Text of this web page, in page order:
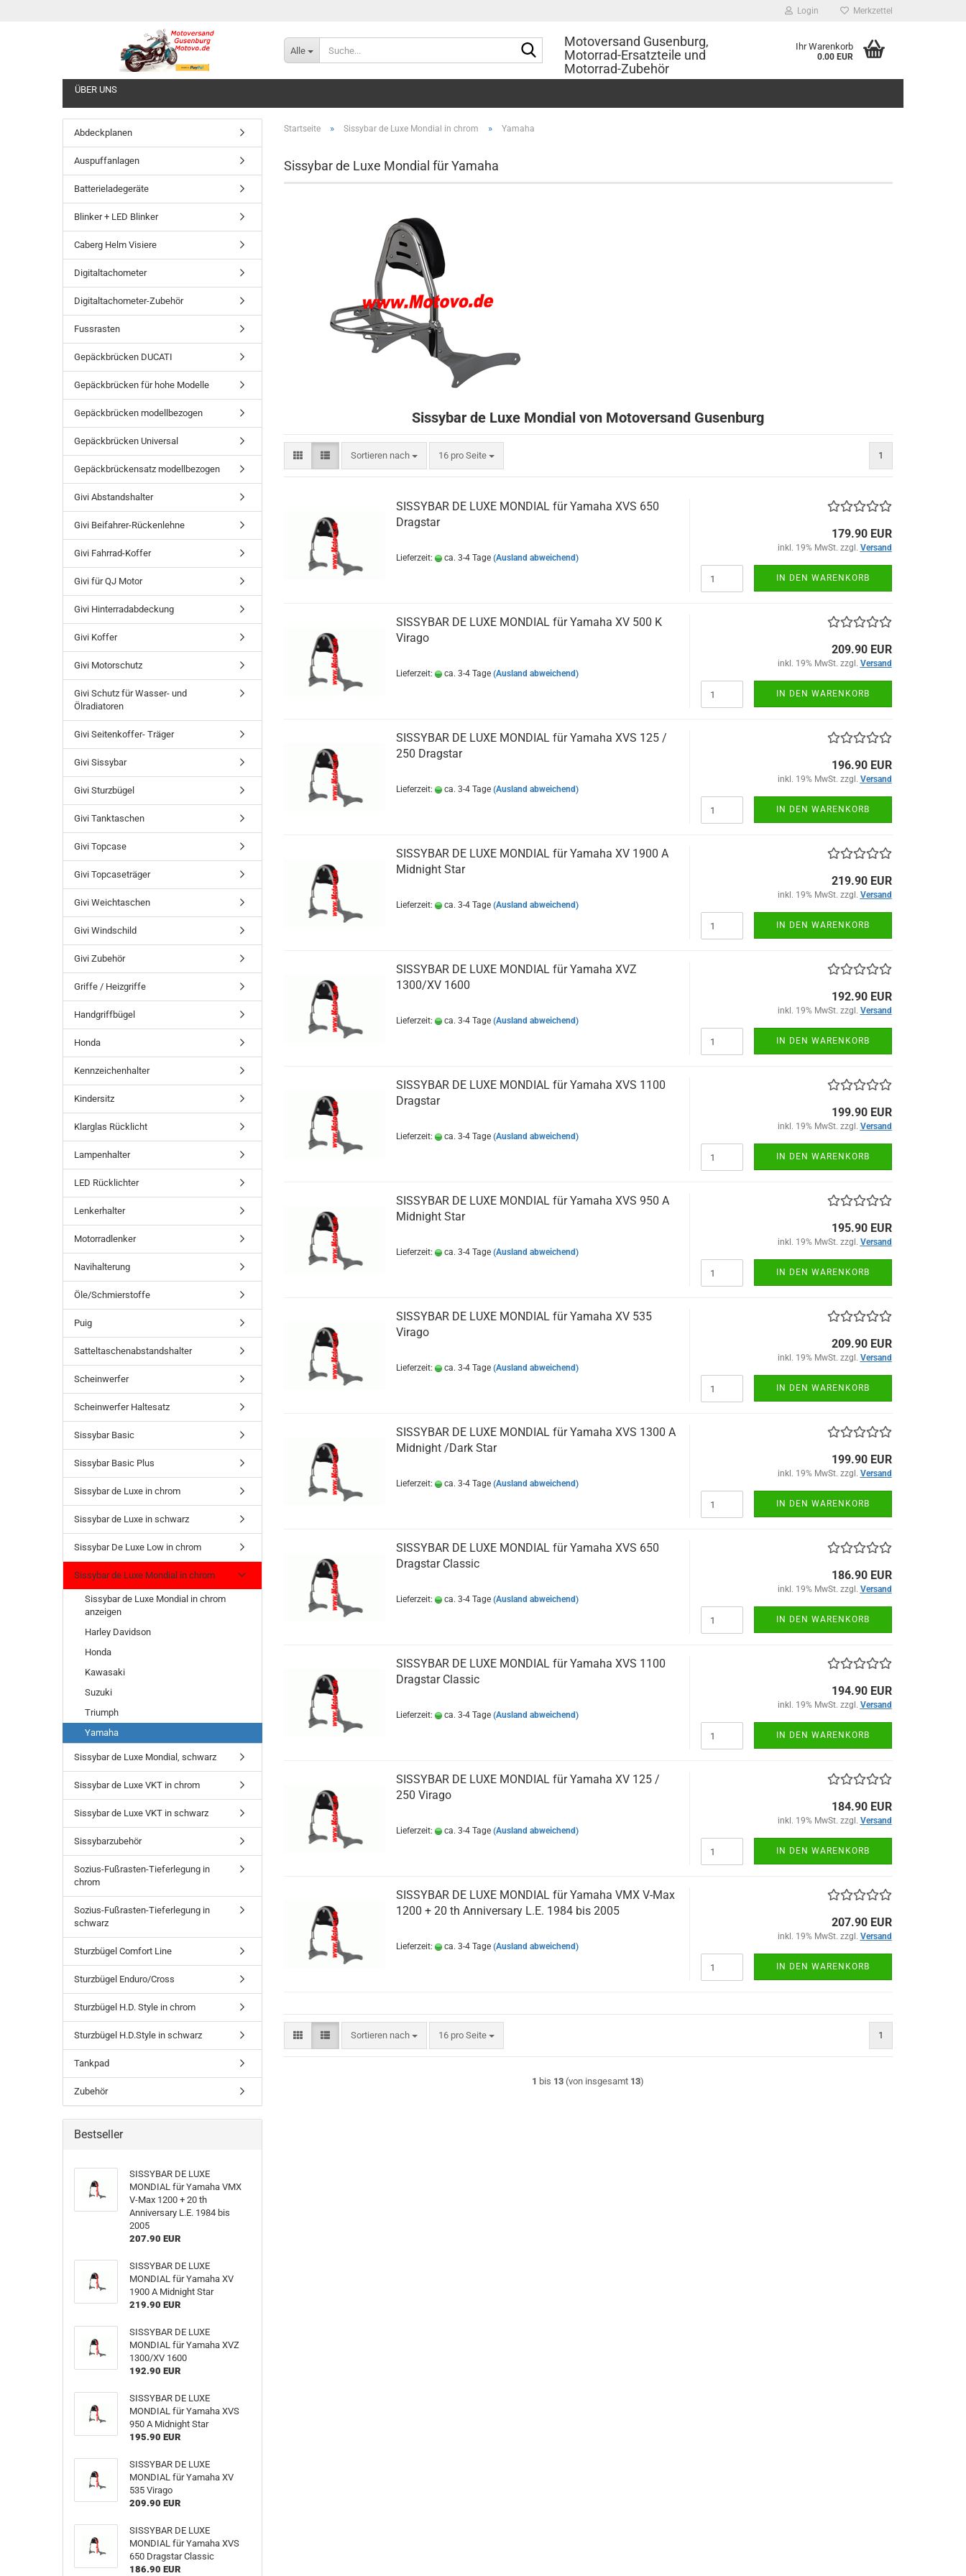
Login Merkzettel
Alle
Suche...Motoversand Gusenburg,
Motorrad-Ersatzteile und
Motorrad-Zubehör
Ihr Warenkorb
0.00 EUR
ÜBER UNS
Startseite » Sissybar de Luxe Mondial in chrom » Yamaha
Sissybar de Luxe Mondial für Yamaha
Sissybar de Luxe Mondial von Motoversand Gusenburg
Sortieren nach
Sortieren nach 16 pro Seite
pro Seite 1
SISSYBAR DE LUXE MONDIAL für Yamaha XVS 650
Dragstar
Lieferzeit: ca. 3-4 Tage (Ausland abweichend)
179.90 EUR
inkl. 19% MwSt. zzgl. Versand
IN DEN WARENKORB
SISSYBAR DE LUXE MONDIAL für Yamaha XV 500 K
Virago
Lieferzeit: ca. 3-4 Tage (Ausland abweichend)
209.90 EUR
inkl. 19% MwSt. zzgl. Versand
IN DEN WARENKORB
SISSYBAR DE LUXE MONDIAL für Yamaha XVS 125 /
250 Dragstar
Lieferzeit: ca. 3-4 Tage (Ausland abweichend)
196.90 EUR
inkl. 19% MwSt. zzgl. Versand
IN DEN WARENKORB
SISSYBAR DE LUXE MONDIAL für Yamaha XV 1900 A
Midnight Star
Lieferzeit: ca. 3-4 Tage (Ausland abweichend)
219.90 EUR
inkl. 19% MwSt. zzgl. Versand
IN DEN WARENKORB
SISSYBAR DE LUXE MONDIAL für Yamaha XVZ
1300/XV 1600
Lieferzeit: ca. 3-4 Tage (Ausland abweichend)
192.90 EUR
inkl. 19% MwSt. zzgl. Versand
IN DEN WARENKORB
SISSYBAR DE LUXE MONDIAL für Yamaha XVS 1100
Dragstar
Lieferzeit: ca. 3-4 Tage (Ausland abweichend)
199.90 EUR
inkl. 19% MwSt. zzgl. Versand
IN DEN WARENKORB
SISSYBAR DE LUXE MONDIAL für Yamaha XVS 950 A
Midnight Star
Lieferzeit: ca. 3-4 Tage (Ausland abweichend)
195.90 EUR
inkl. 19% MwSt. zzgl. Versand
IN DEN WARENKORB
SISSYBAR DE LUXE MONDIAL für Yamaha XV 535
Virago
Lieferzeit: ca. 3-4 Tage (Ausland abweichend)
209.90 EUR
inkl. 19% MwSt. zzgl. Versand
IN DEN WARENKORB
SISSYBAR DE LUXE MONDIAL für Yamaha XVS 1300 A
Midnight /Dark Star
Lieferzeit: ca. 3-4 Tage (Ausland abweichend)
199.90 EUR
inkl. 19% MwSt. zzgl. Versand
IN DEN WARENKORB
SISSYBAR DE LUXE MONDIAL für Yamaha XVS 650
Dragstar Classic
Lieferzeit: ca. 3-4 Tage (Ausland abweichend)
186.90 EUR
inkl. 19% MwSt. zzgl. Versand
IN DEN WARENKORB
SISSYBAR DE LUXE MONDIAL für Yamaha XVS 1100
Dragstar Classic
Lieferzeit: ca. 3-4 Tage (Ausland abweichend)
194.90 EUR
inkl. 19% MwSt. zzgl. Versand
IN DEN WARENKORB
SISSYBAR DE LUXE MONDIAL für Yamaha XV 125 /
250 Virago
Lieferzeit: ca. 3-4 Tage (Ausland abweichend)
184.90 EUR
inkl. 19% MwSt. zzgl. Versand
IN DEN WARENKORB
SISSYBAR DE LUXE MONDIAL für Yamaha VMX V-Max
1200 + 20 th Anniversary L.E. 1984 bis 2005
Lieferzeit: ca. 3-4 Tage (Ausland abweichend)
207.90 EUR
inkl. 19% MwSt. zzgl. Versand
IN DEN WARENKORB
Sortieren nach
Sortieren nach 16 pro Seite
pro Seite 1
1 bis 13 (von insgesamt 13)
Abdeckplanen
Auspuffanlagen
Batterieladegeräte
Blinker + LED Blinker
Caberg Helm Visiere
Digitaltachometer
Digitaltachometer-Zubehör
Fussrasten
Gepäckbrücken DUCATI
Gepäckbrücken für hohe Modelle
Gepäckbrücken modellbezogen
Gepäckbrücken Universal
Gepäckbrückensatz modellbezogen
Givi Abstandshalter
Givi Beifahrer-Rückenlehne
Givi Fahrrad-Koffer
Givi für QJ Motor
Givi Hinterradabdeckung
Givi Koffer
Givi Motorschutz
Givi Schutz für Wasser- und
Ölradiatoren
Givi Seitenkoffer- Träger
Givi Sissybar
Givi Sturzbügel
Givi Tanktaschen
Givi Topcase
Givi Topcaseträger
Givi Weichtaschen
Givi Windschild
Givi Zubehör
Griffe / Heizgriffe
Handgriffbügel
Honda
Kennzeichenhalter
Kindersitz
Klarglas Rücklicht
Lampenhalter
LED Rücklichter
Lenkerhalter
Motorradlenker
Navihalterung
Öle/Schmierstoffe
Puig
Satteltaschenabstandshalter
Scheinwerfer
Scheinwerfer Haltesatz
Sissybar Basic
Sissybar Basic Plus
Sissybar de Luxe in chrom
Sissybar de Luxe in schwarz
Sissybar De Luxe Low in chrom
Sissybar de Luxe Mondial in chrom
Sissybar de Luxe Mondial in chrom
anzeigen
Harley Davidson
Honda
Kawasaki
Suzuki
Triumph
Yamaha
Sissybar de Luxe Mondial, schwarz
Sissybar de Luxe VKT in chrom
Sissybar de Luxe VKT in schwarz
Sissybarzubehör
Sozius-Fußrasten-Tieferlegung in
chrom
Sozius-Fußrasten-Tieferlegung in
schwarz
Sturzbügel Comfort Line
Sturzbügel Enduro/Cross
Sturzbügel H.D. Style in chrom
Sturzbügel H.D.Style in schwarz
Tankpad
Zubehör
Bestseller
SISSYBAR DE LUXE
MONDIAL für Yamaha VMX
V-Max 1200 + 20 th
Anniversary L.E. 1984 bis
2005
207.90 EUR
SISSYBAR DE LUXE
MONDIAL für Yamaha XV
1900 A Midnight Star
219.90 EUR
SISSYBAR DE LUXE
MONDIAL für Yamaha XVZ
1300/XV 1600
192.90 EUR
SISSYBAR DE LUXE
MONDIAL für Yamaha XVS
950 A Midnight Star
195.90 EUR
SISSYBAR DE LUXE
MONDIAL für Yamaha XV
535 Virago
209.90 EUR
SISSYBAR DE LUXE
MONDIAL für Yamaha XVS
650 Dragstar Classic
186.90 EUR